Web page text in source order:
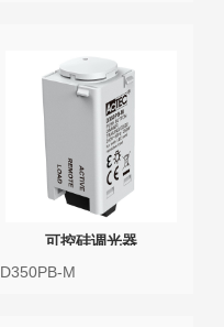
可控硅调光器
D350PB-M